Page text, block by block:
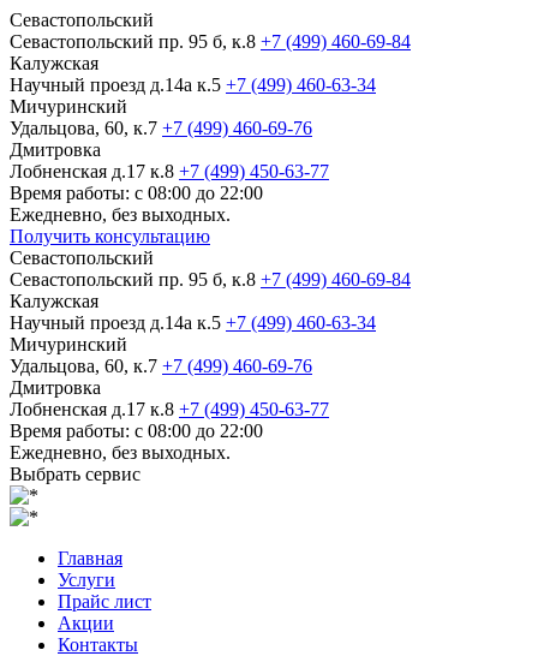
Севастопольский
Севастопольский пр. 95 б, к.8 +7 (499) 460-69-84
Калужская
Научный проезд д.14а к.5 +7 (499) 460-63-34
Мичуринский
Удальцова, 60, к.7 +7 (499) 460-69-76
Дмитровка
Лобненская д.17 к.8 +7 (499) 450-63-77
Время работы: с 08:00 до 22:00
Ежедневно, без выходных.
Получить консультацию
Севастопольский
Севастопольский пр. 95 б, к.8 +7 (499) 460-69-84
Калужская
Научный проезд д.14а к.5 +7 (499) 460-63-34
Мичуринский
Удальцова, 60, к.7 +7 (499) 460-69-76
Дмитровка
Лобненская д.17 к.8 +7 (499) 450-63-77
Время работы: с 08:00 до 22:00
Ежедневно, без выходных.
Выбрать сервис
Главная
Услуги
Прайс лист
Акции
Контакты